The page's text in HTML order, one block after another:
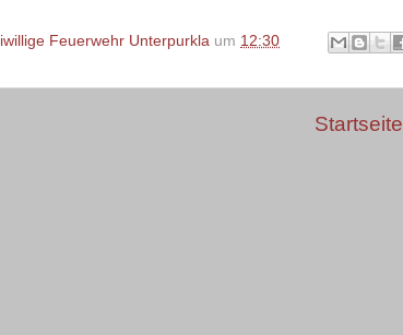
Feuerwehr Unterpurkla um 12:30
Startseite